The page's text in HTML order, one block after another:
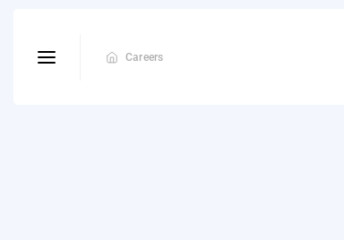
Careers